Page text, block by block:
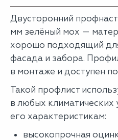
Двусторонний
мм зелёный мох —
хорошо подходящий
фасада и забора.
в монтаже и доступен
Такой профлист
в любых климатических
его характеристикам:
высокопрочная